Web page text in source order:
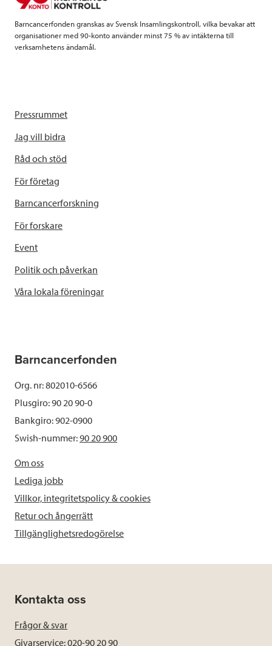
k
Barncancerfonden granskas av Svensk Insamlingskontroll, vilka bevakar att
organisationer med 90-konto använder minst 75 % av intäkterna till
verksamhetens ändamål.
Pressrummet
Jag vill bidra
Råd och stöd
För företag
Barncancerforskning
För forskare
Event
Politik och påverkan
Våra lokala föreningar
Barncancerfonden
Org. nr: 802010-6566
Plusgiro: 90 20 90-0
Bankgiro: 902-0900
Swish-nummer:90 20 900
Om oss
Lediga jobb
Villkor, integritetspolicy & cookies
Retur och ångerrätt
Tillgänglighetsredogörelse
Kontakta oss
Frågor & svar
Givarservice: 020-90 20 90